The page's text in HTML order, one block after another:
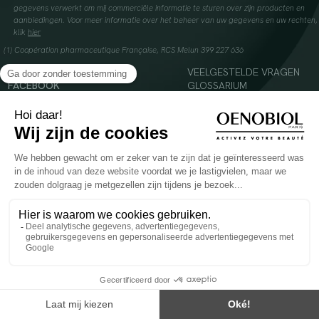
gegevens verwerkt om mij commerciële informatie te sturen over zijn producten en
aanbiedingen. Voor meer informatie over het beheer van uw gegevens en uw rechten,
klik hier
(1) Coopération pharmaceutique Française, RCS Melun 399 227 636
INSTAGRAM
FACEBOOK
YOUTUBE
VEELGESTELDE VRAGEN
GLOSSARIUM
© 2024 Oenobiol Paris
Voedingssupplement dat moet worden geconsumeerd als onderdeel van een gevarieerde,
overschrijden. Enkel voor volwassenen, buiten het bereik van kinderen houden.